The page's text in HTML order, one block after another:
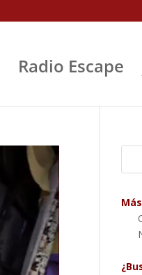
Radio Escape